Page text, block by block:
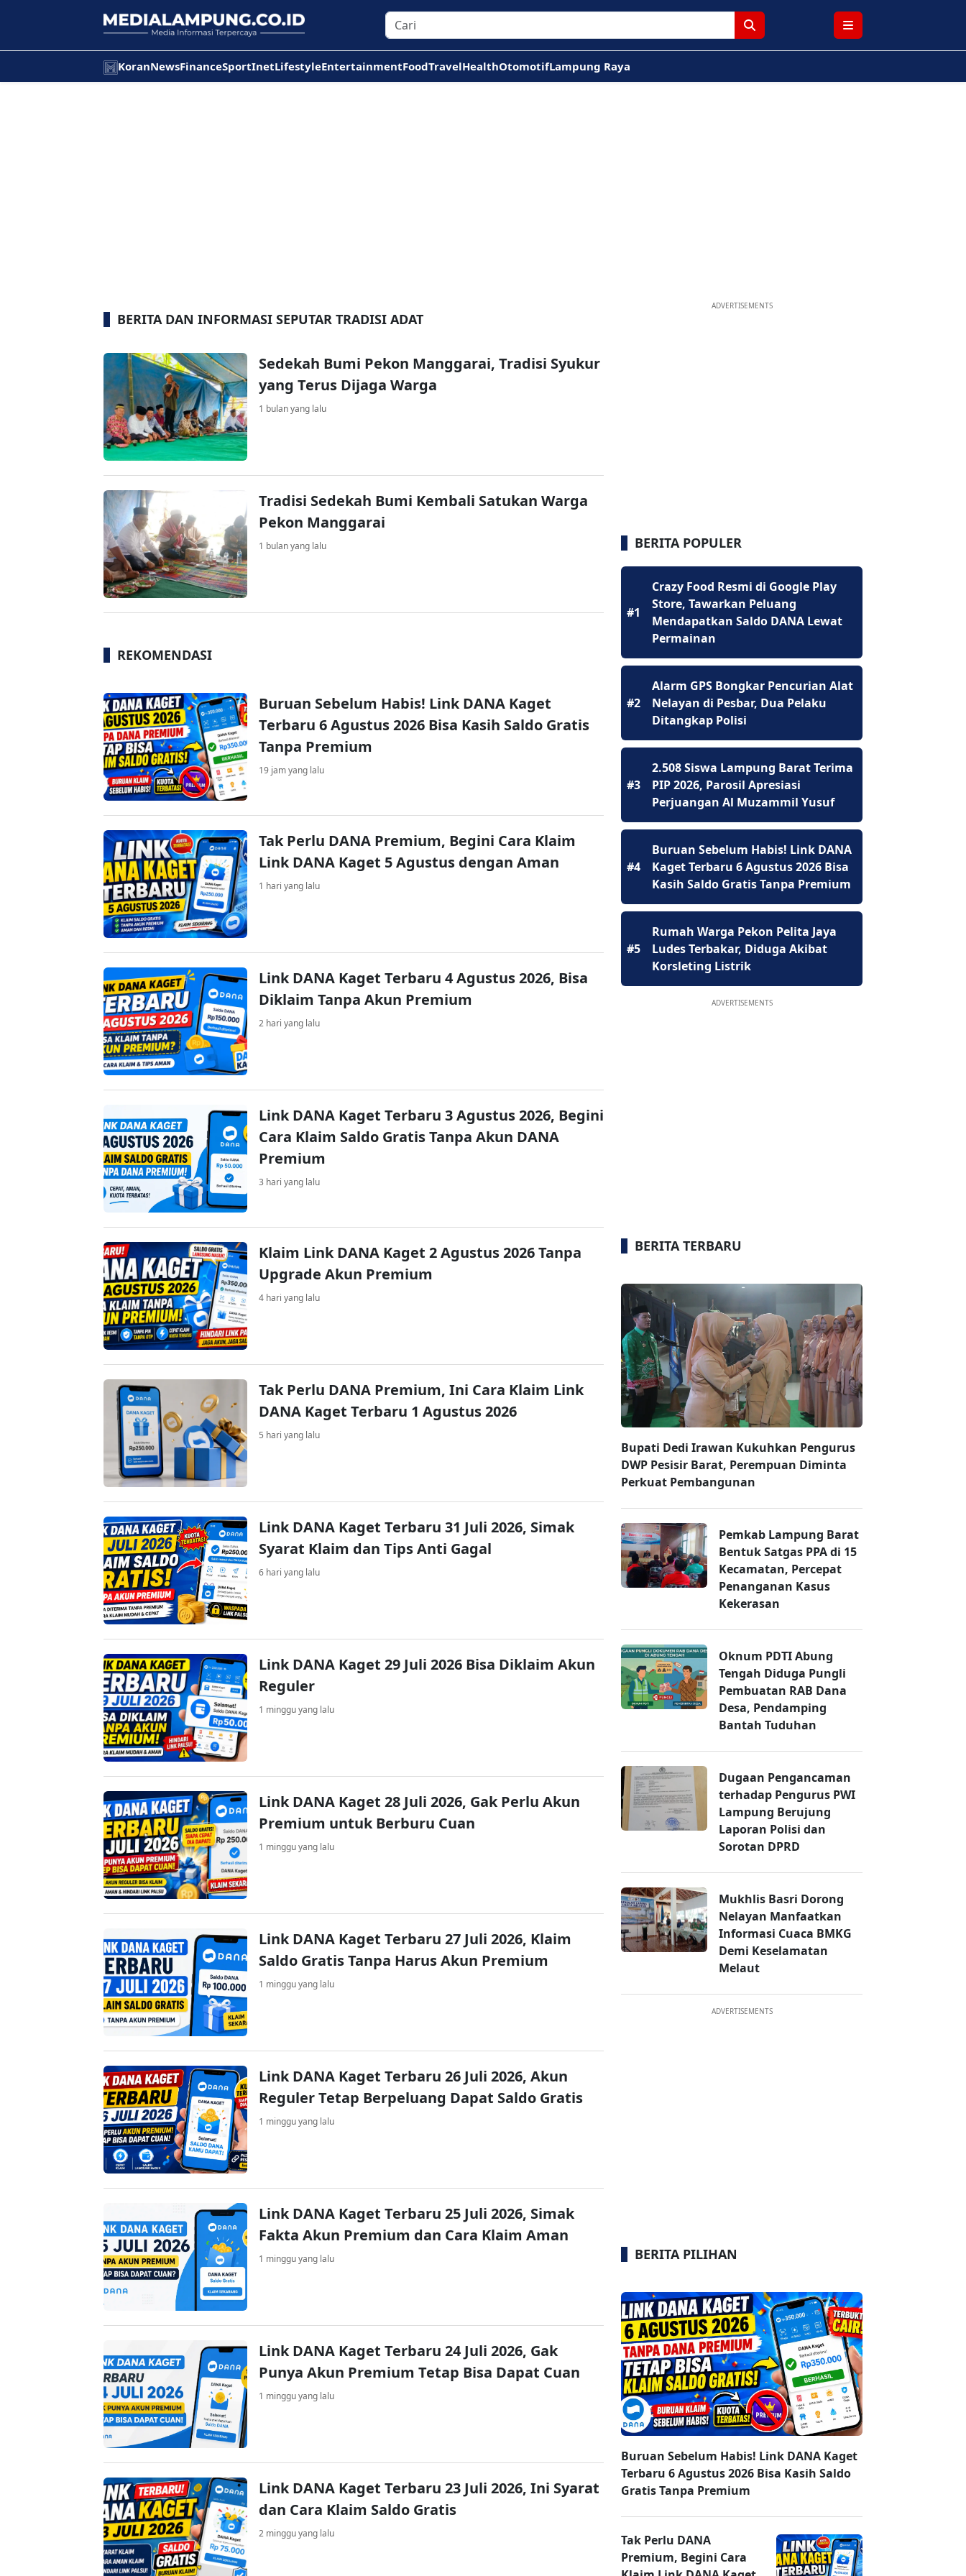
KoranNewsFinanceSportInetLifestyleEntertainmentFoodTravelHealthOtomotifLampung Raya
BERITA DAN INFORMASI SEPUTAR TRADISI ADAT
Sedekah Bumi Pekon Manggarai, Tradisi Syukur
yang Terus Dijaga Warga
1 bulan yang lalu
Tradisi Sedekah Bumi Kembali Satukan Warga
Pekon Manggarai
1 bulan yang lalu
REKOMENDASI
Buruan Sebelum Habis! Link DANA Kaget
Terbaru 6 Agustus 2026 Bisa Kasih Saldo Gratis
Tanpa Premium
19 jam yang lalu
Tak Perlu DANA Premium, Begini Cara Klaim
Link DANA Kaget 5 Agustus dengan Aman
1 hari yang lalu
Link DANA Kaget Terbaru 4 Agustus 2026, Bisa
Diklaim Tanpa Akun Premium
2 hari yang lalu
Link DANA Kaget Terbaru 3 Agustus 2026, Begini
Cara Klaim Saldo Gratis Tanpa Akun DANA
Premium
3 hari yang lalu
Klaim Link DANA Kaget 2 Agustus 2026 Tanpa
Upgrade Akun Premium
4 hari yang lalu
Tak Perlu DANA Premium, Ini Cara Klaim Link
DANA Kaget Terbaru 1 Agustus 2026
5 hari yang lalu
Link DANA Kaget Terbaru 31 Juli 2026, Simak
Syarat Klaim dan Tips Anti Gagal
6 hari yang lalu
Link DANA Kaget 29 Juli 2026 Bisa Diklaim Akun
Reguler
1 minggu yang lalu
Link DANA Kaget 28 Juli 2026, Gak Perlu Akun
Premium untuk Berburu Cuan
1 minggu yang lalu
Link DANA Kaget Terbaru 27 Juli 2026, Klaim
Saldo Gratis Tanpa Harus Akun Premium
1 minggu yang lalu
Link DANA Kaget Terbaru 26 Juli 2026, Akun
Reguler Tetap Berpeluang Dapat Saldo Gratis
1 minggu yang lalu
Link DANA Kaget Terbaru 25 Juli 2026, Simak
Fakta Akun Premium dan Cara Klaim Aman
1 minggu yang lalu
Link DANA Kaget Terbaru 24 Juli 2026, Gak
Punya Akun Premium Tetap Bisa Dapat Cuan
1 minggu yang lalu
Link DANA Kaget Terbaru 23 Juli 2026, Ini Syarat
dan Cara Klaim Saldo Gratis
2 minggu yang lalu
ADVERTISEMENTS
BERITA POPULER
#1
Crazy Food Resmi di Google Play
Store, Tawarkan Peluang
Mendapatkan Saldo DANA Lewat
Permainan
#2
Alarm GPS Bongkar Pencurian Alat
Nelayan di Pesbar, Dua Pelaku
Ditangkap Polisi
#3
2.508 Siswa Lampung Barat Terima
PIP 2026, Parosil Apresiasi
Perjuangan Al Muzammil Yusuf
#4
Buruan Sebelum Habis! Link DANA
Kaget Terbaru 6 Agustus 2026 Bisa
Kasih Saldo Gratis Tanpa Premium
#5
Rumah Warga Pekon Pelita Jaya
Ludes Terbakar, Diduga Akibat
Korsleting Listrik
ADVERTISEMENTS
BERITA TERBARU
Bupati Dedi Irawan Kukuhkan Pengurus
DWP Pesisir Barat, Perempuan Diminta
Perkuat Pembangunan
Pemkab Lampung Barat
Bentuk Satgas PPA di 15
Kecamatan, Percepat
Penanganan Kasus
Kekerasan
Oknum PDTI Abung
Tengah Diduga Pungli
Pembuatan RAB Dana
Desa, Pendamping
Bantah Tuduhan
Dugaan Pengancaman
terhadap Pengurus PWI
Lampung Berujung
Laporan Polisi dan
Sorotan DPRD
Mukhlis Basri Dorong
Nelayan Manfaatkan
Informasi Cuaca BMKG
Demi Keselamatan
Melaut
ADVERTISEMENTS
BERITA PILIHAN
Buruan Sebelum Habis! Link DANA Kaget
Terbaru 6 Agustus 2026 Bisa Kasih Saldo
Gratis Tanpa Premium
Tak Perlu DANA
Premium, Begini Cara